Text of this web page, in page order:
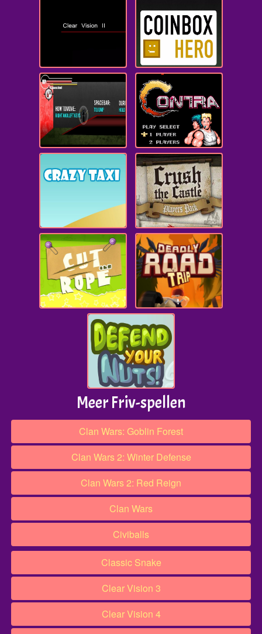
Meer Friv-spellen
Clan Wars: Goblin Forest
Clan Wars 2: Winter Defense
Clan Wars 2: Red Reign
Clan Wars
Civiballs
Classic Snake
Clear Vision 3
Clear Vision 4